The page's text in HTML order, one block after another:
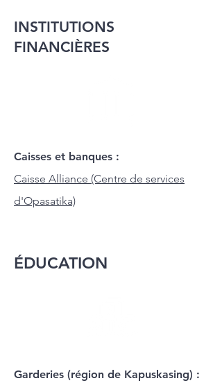
INSTITUTIONS
FINANCIÈRES
Caisses et banques :
Caisse Alliance (Centre de services
d'Opasatika)
ÉDUCATION
Garderies (région de Kapuskasing) :